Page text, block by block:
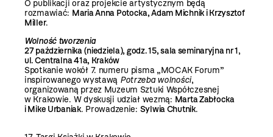
O publikacji oraz projekcie artystycznym będą
rozmawiać: Maria Anna Potocka, Adam Michnik i Krzysztof
Miller.
Wolność tworzenia
27 października (niedziela), godz. 15, sala seminaryjna nr 1,
ul. Centralna 41a, Kraków
Spotkanie wokół 7. numeru pisma „MOCAK Forum”
inspirowanego wystawą Potrzeba wolności,
organizowaną przez Muzeum Sztuki Współczesnej
w Krakowie. W dyskusji udział wezmą: Marta Zabłocka
i Mike Urbaniak. Prowadzenie: Sylwia Chutnik.